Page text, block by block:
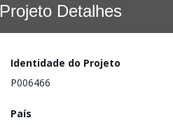
Projeto Detalhes
Identidade do Projeto
P006466
País